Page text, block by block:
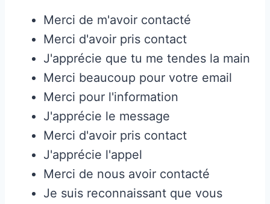
Merci de m'avoir contacté
Merci d'avoir pris contact
J'apprécie que tu me tendes la main
Merci beaucoup pour votre email
Merci pour l'information
J'apprécie le message
Merci d'avoir pris contact
J'apprécie l'appel
Merci de nous avoir contacté
Je suis reconnaissant que vous